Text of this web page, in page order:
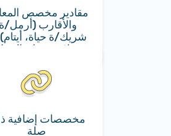
مقادير مخصص المعالين
والأقارب (أرمل/ة،
شريك/ة حياة، أيتام) مع
علاوة ضمان الدخل
مخصصات إضافية ذات
صلة